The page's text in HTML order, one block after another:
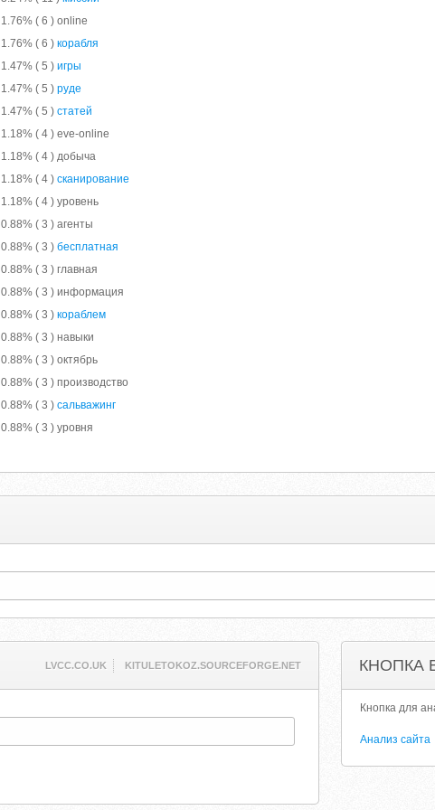
1.76% ( 6 ) online
1.76% ( 6 )корабля
1.47% ( 5 )игры
1.47% ( 5 )руде
1.47% ( 5 )статей
1.18% ( 4 ) eve-online
1.18% ( 4 ) добыча
1.18% ( 4 )сканирование
1.18% ( 4 ) уровень
0.88% ( 3 ) агенты
0.88% ( 3 )бесплатная
0.88% ( 3 ) главная
0.88% ( 3 ) информация
0.88% ( 3 )кораблем
0.88% ( 3 ) навыки
0.88% ( 3 ) октябрь
0.88% ( 3 ) производство
0.88% ( 3 )сальважинг
0.88% ( 3 ) уровня
LVCC.CO.UK KITULETOKOZ.SOURCEFORGE.NET КНОПКА
Кнопка для
Анализ сайта